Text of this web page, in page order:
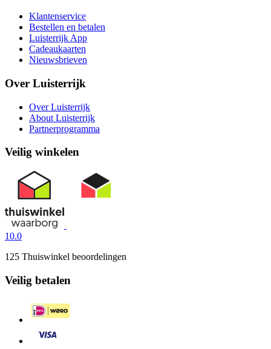
Klantenservice
Bestellen en betalen
Luisterrijk App
Cadeaukaarten
Nieuwsbrieven
Over Luisterrijk
Over Luisterrijk
About Luisterrijk
Partnerprogramma
Veilig winkelen
10.0
125 Thuiswinkel beoordelingen
Veilig betalen